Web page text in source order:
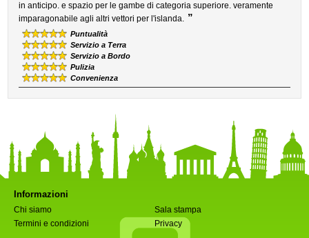
in anticipo. e spazio per le gambe di categoria superiore. veramente
imparagonabile agli altri vettori per l'islanda. ”
Puntualità
Servizio a Terra
Servizio a Bordo
Pulizia
Convenienza
Informazioni
Chi siamo
Sala stampa
Termini e condizioni
Privacy